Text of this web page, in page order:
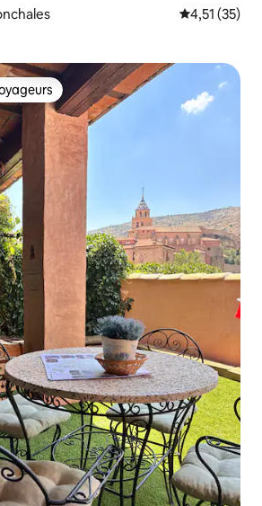
Évaluation
4,51 (35)
les plus appréciés